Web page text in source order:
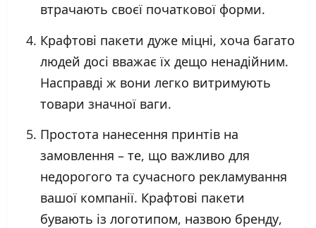
втрачають своєї початкової форми.
Крафтові пакети дуже міцні, хоча багато
людей досі вважає їх дещо ненадійним.
Насправді ж вони легко витримують
товари значної ваги.
Простота нанесення принтів на
замовлення – те, що важливо для
недорогого та сучасного рекламування
вашої компанії. Крафтові пакети
бувають із логотипом, назвою бренду,